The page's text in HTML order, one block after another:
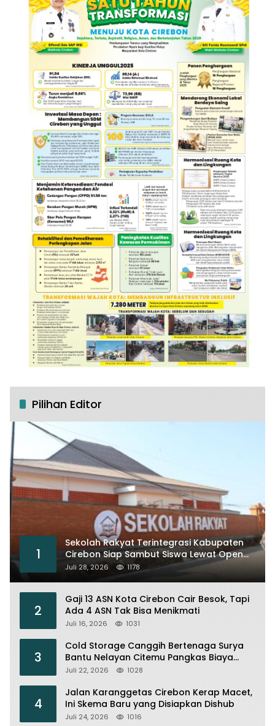
Pilihan Editor
1
Sekolah Rakyat Terintegrasi Kabupaten
Cirebon Siap Sambut Siswa Lewat Open
House dan MPLS
Juli 28, 2026 1178
2
Gaji 13 ASN Kota Cirebon Cair Besok, Tapi
Ada 4 ASN Tak Bisa Menikmati
Juli 16, 2026 1031
3
Cold Storage Canggih Bertenaga Surya
Bantu Nelayan Citemu Pangkas Biaya
Operasional
Juli 22, 2026 1028
4
Jalan Karanggetas Cirebon Kerap Macet,
Ini Skema Baru yang Disiapkan Dishub
Juli 24, 2026 1016